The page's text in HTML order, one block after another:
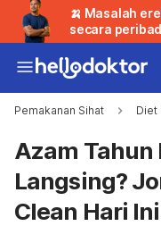
🍌 Masalah
secara
Pemakanan Sihat Diet
Azam Tahun
Langsing?
Clean Hari